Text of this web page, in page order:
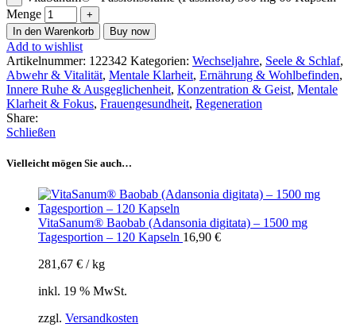
Menge
In den Warenkorb Buy now
Add to wishlist
Artikelnummer: 122342 Kategorien: Wechseljahre, Seele & Schlaf,
Abwehr & Vitalität, Mentale Klarheit, Ernährung & Wohlbefinden,
Innere Ruhe & Ausgeglichenheit, Konzentration & Geist, Mentale
Klarheit & Fokus, Frauengesundheit, Regeneration
Share:
Schließen
Vielleicht mögen Sie auch…
VitaSanum® Baobab (Adansonia digitata) – 1500 mg
Tagesportion – 120 Kapseln 16,90 €
281,67 € /kg
inkl. 19 % MwSt.
zzgl. Versandkosten